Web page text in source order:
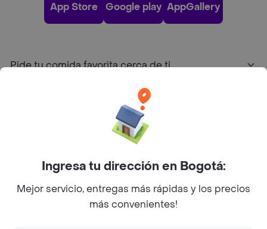
App Store Google play AppGallery
Pide tu comida favorita cerca de ti
Sobre Rappi
Facebook
Twitter
Instagram
Ingresa tu dirección en Bogotá:
Mejor servicio, entregas más rápidas y los precios
más convenientes!